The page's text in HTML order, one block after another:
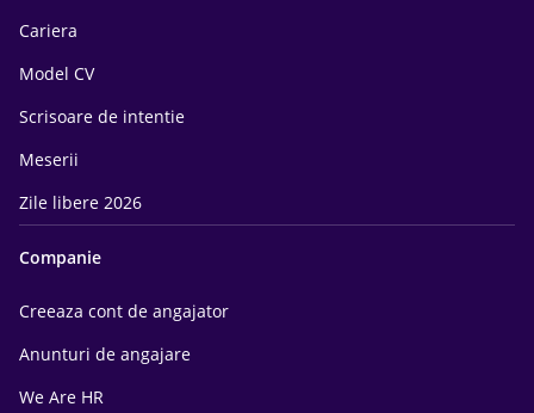
Cariera
Model CV
Scrisoare de intentie
Meserii
Zile libere 2026
Companie
Creeaza cont de angajator
Anunturi de angajare
We Are HR